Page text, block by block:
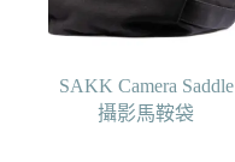
SAKK Camera Saddle
攝影馬鞍袋